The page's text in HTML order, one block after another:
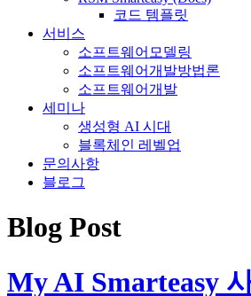
코드 템플릿
서비스
소프트웨어모델링
소프트웨어개발방법론
소프트웨어개발
세미나
생성형 AI 시대
블록체인 레벨업
문의사항
블로그
Blog Post
My AI Smarteasy